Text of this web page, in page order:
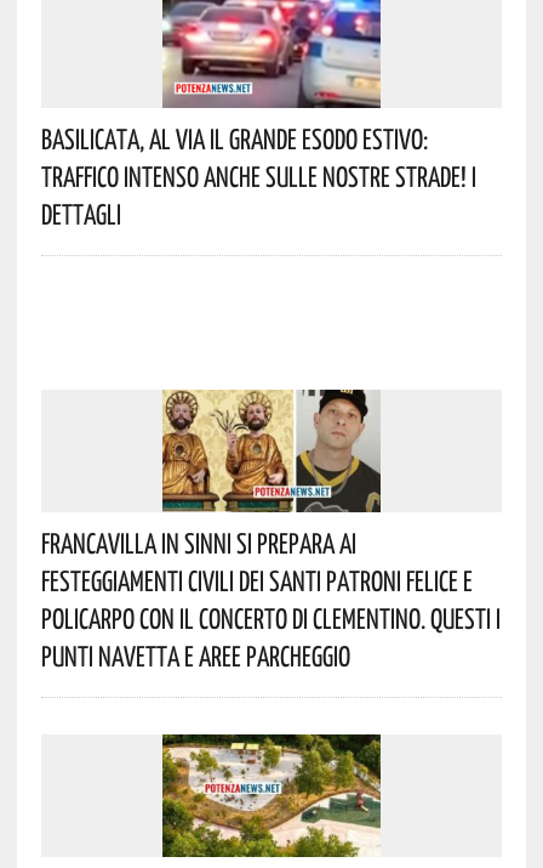
Basilicata, Al Via Il Grande Esodo Estivo:
Traffico Intenso Anche Sulle Nostre Strade! I
Dettagli
Francavilla In Sinni Si Prepara Ai
Festeggiamenti Civili Dei Santi Patroni Felice E
Policarpo Con Il Concerto Di Clementino. Questi I
Punti Navetta E Aree Parcheggio